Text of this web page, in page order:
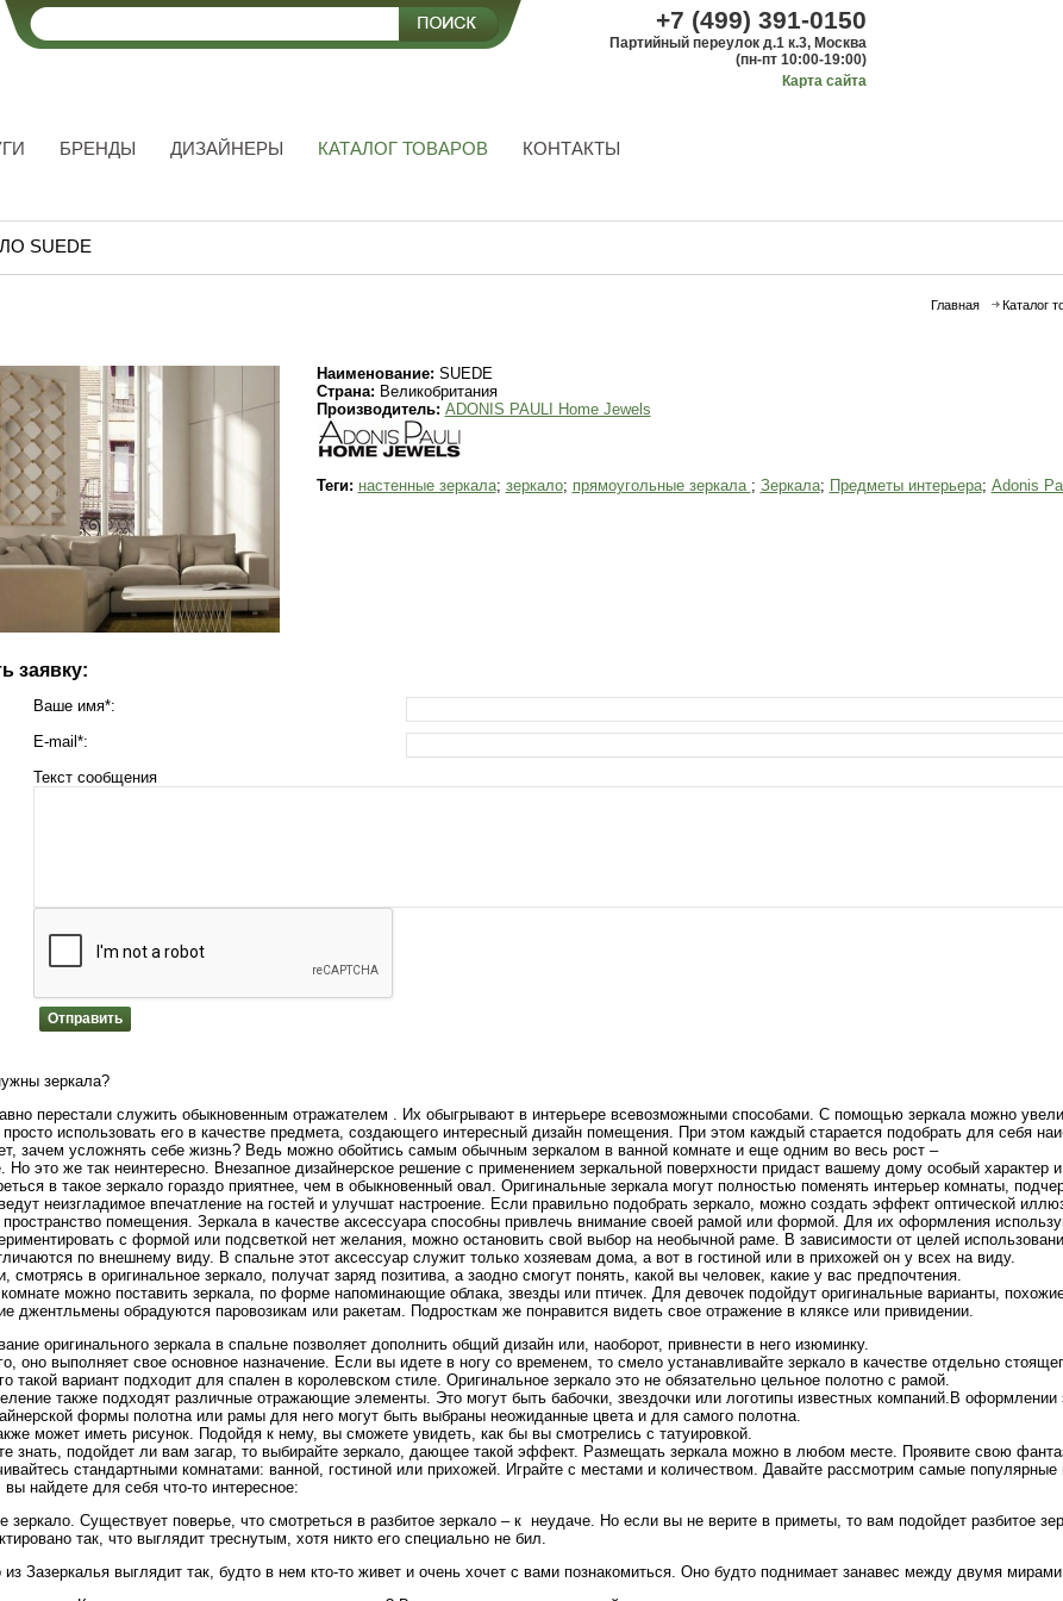
БРЕНДЫ ДИЗАЙНЕРЫ КАТАЛОГ ТОВАРОВ КОНТАКТЫ
+7 (499) 391-0150
Партийный переулок д.1 к.3, Москва
(пн-пт 10:00-19:00)
Карта сайта
SUEDE
Главная Каталог
Наименование: SUEDE
Страна: Великобритания
Производитель: ADONIS PAULI Home Jewels
Теги: настенные зеркала; зеркало; прямоугольные зеркала ; Зеркала; Предметы интерьера; Adonis
заявку:
Ваше имя*:
E-mail*:
Текст сообщения
Отправить
зеркала?
перестали служить обыкновенным отражателем . Их обыгрывают в интерьере всевозможными способами. С помощью зеркала можно
использовать его в качестве предмета, создающего интересный дизайн помещения. При этом каждый старается подобрать для себя
зачем усложнять себе жизнь? Ведь можно обойтись самым обычным зеркалом в ванной комнате и еще одним во весь рост –
Но это же так неинтересно. Внезапное дизайнерское решение с применением зеркальной поверхности придаст вашему дому особый характер
в такое зеркало гораздо приятнее, чем в обыкновенный овал. Оригинальные зеркала могут полностью поменять интерьер комнаты,
неизгладимое впечатление на гостей и улучшат настроение. Если правильно подобрать зеркало, можно создать эффект оптической
пространство помещения. Зеркала в качестве аксессуара способны привлечь внимание своей рамой или формой. Для их оформления
с формой или подсветкой нет желания, можно остановить свой выбор на необычной раме. В зависимости от целей
по внешнему виду. В спальне этот аксессуар служит только хозяевам дома, а вот в гостиной или в прихожей он у всех на виду.
смотрясь в оригинальное зеркало, получат заряд позитива, а заодно смогут понять, какой вы человек, какие у вас предпочтения.
можно поставить зеркала, по форме напоминающие облака, звезды или птичек. Для девочек подойдут оригинальные варианты,
джентльмены обрадуются паровозикам или ракетам. Подросткам же понравится видеть свое отражение в кляксе или привидении.
оригинального зеркала в спальне позволяет дополнить общий дизайн или, наоборот, привнести в него изюминку.
оно выполняет свое основное назначение. Если вы идете в ногу со временем, то смело устанавливайте зеркало в качестве отдельно
такой вариант подходит для спален в королевском стиле. Оригинальное зеркало это не обязательно цельное полотно с рамой.
также подходят различные отражающие элементы. Это могут быть бабочки, звездочки или логотипы известных компаний.В оформлении
формы полотна или рамы для него могут быть выбраны неожиданные цвета и для самого полотна.
может иметь рисунок. Подойдя к нему, вы сможете увидеть, как бы вы смотрелись с татуировкой.
знать, подойдет ли вам загар, то выбирайте зеркало, дающее такой эффект. Размещать зеркала можно в любом месте. Проявите свою
стандартными комнатами: ванной, гостиной или прихожей. Играйте с местами и количеством. Давайте рассмотрим самые
найдете для себя что-то интересное:
зеркало. Существует поверье, что смотреться в разбитое зеркало – к неудаче. Но если вы не верите в приметы, то вам подойдет разбитое
так, что выглядит треснутым, хотя никто его специально не бил.
из Зазеркалья выглядит так, будто в нем кто-то живет и очень хочет с вами познакомиться. Оно будто поднимает занавес между двумя